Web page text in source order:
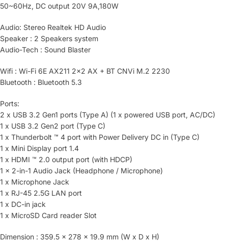
50~60Hz, DC output 20V 9A,180W
Audio: Stereo Realtek HD Audio
Speaker : 2 Speakers system
Audio-Tech : Sound Blaster
Wifi : Wi-Fi 6E AX211 2×2 AX + BT CNVi M.2 2230
Bluetooth : Bluetooth 5.3
Ports:
2 x USB 3.2 Gen1 ports (Type A) (1 x powered USB port, AC/DC)
1 x USB 3.2 Gen2 port (Type C)
1 x Thunderbolt ™ 4 port with Power Delivery DC in (Type C)
1 x Mini Display port 1.4
1 x HDMI ™ 2.0 output port (with HDCP)
1 x 2-in-1 Audio Jack (Headphone / Microphone)
1 x Microphone Jack
1 x RJ-45 2.5G LAN port
1 x DC-in jack
1 x MicroSD Card reader Slot
Dimension : 359.5 x 278 x 19.9 mm (W x D x H)